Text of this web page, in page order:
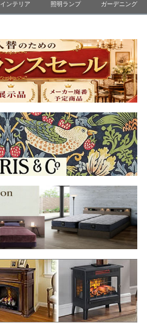
インテリア 照明ランプ ガーデニング